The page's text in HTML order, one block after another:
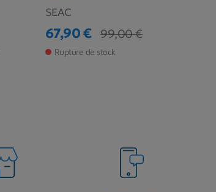
SEAC
Prix
67,90 €
Prix de base
99,00 €
Rupture de stock